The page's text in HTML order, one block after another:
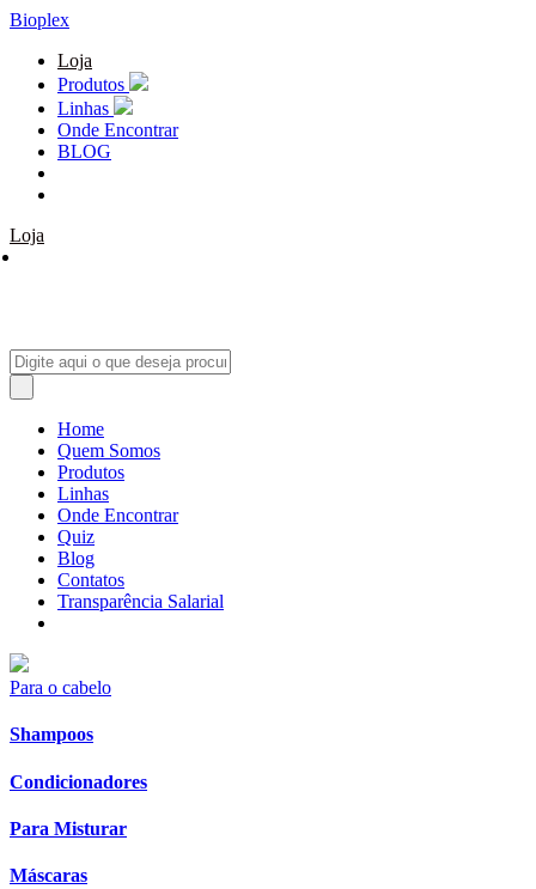
Bioplex
Loja
Produtos
Linhas
Onde Encontrar
BLOG
Loja
Home
Quem Somos
Produtos
Linhas
Onde Encontrar
Quiz
Blog
Contatos
Transparência Salarial
Para o cabelo
Shampoos
Condicionadores
Para Misturar
Máscaras